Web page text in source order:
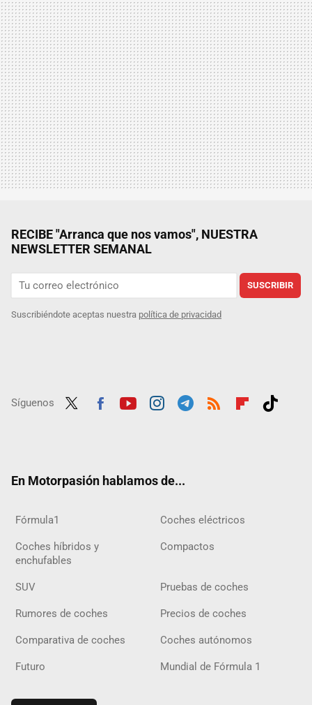
RECIBE "Arranca que nos vamos", NUESTRA
NEWSLETTER SEMANAL
SUSCRIBIR
Suscribiéndote aceptas nuestra política de privacidad
Síguenos
En Motorpasión hablamos de...
Fórmula1 Coches eléctricos
Coches híbridos y
enchufables
Compactos
SUV Pruebas de coches
Rumores de coches Precios de coches
Comparativa de coches Coches autónomos
Futuro Mundial de Fórmula 1